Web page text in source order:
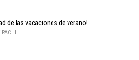
de las vacaciones de verano!
PACHI